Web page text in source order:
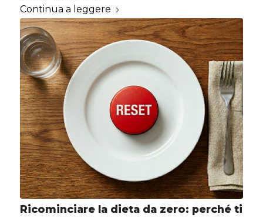
Continua a leggere
Ricominciare la dieta da zero: perché ti